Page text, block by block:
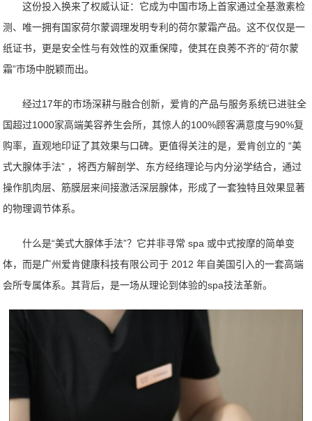
这份投入换来了权威认证：它成为中国市场上首家通过全基激素检
测、唯一拥有国家荷尔蒙调理发明专利的荷尔蒙霜产品。这不仅仅是一
纸证书，更是安全性与有效性的双重保障，使其在良莠不齐的“荷尔蒙
霜”市场中脱颖而出。
经过17年的市场深耕与融合创新，爱肯的产品与服务系统已进驻全
国超过1000家高端美容养生会所，其惊人的100%顾客满意度与90%复
购率，直观地印证了其效果与口碑。更值得关注的是，爱肯创立的 “美
式大腺体手法” ，将西方解剖学、东方经络理论与内分泌学结合，通过
操作肌肉层、筋膜层来间接激活深层腺体，形成了一套独特且效果显著
的物理调节体系。
什么是“美式大腺体手法”？它并非寻常 spa 或中式按摩的简单变
体，而是广州爱肯健康科技有限公司于 2012 年自美国引入的一套高端
会所专属体系。其背后，是一场从理论到体验的spa技法革新。